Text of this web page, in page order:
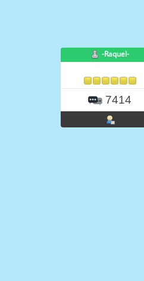
-Raquel-
7414